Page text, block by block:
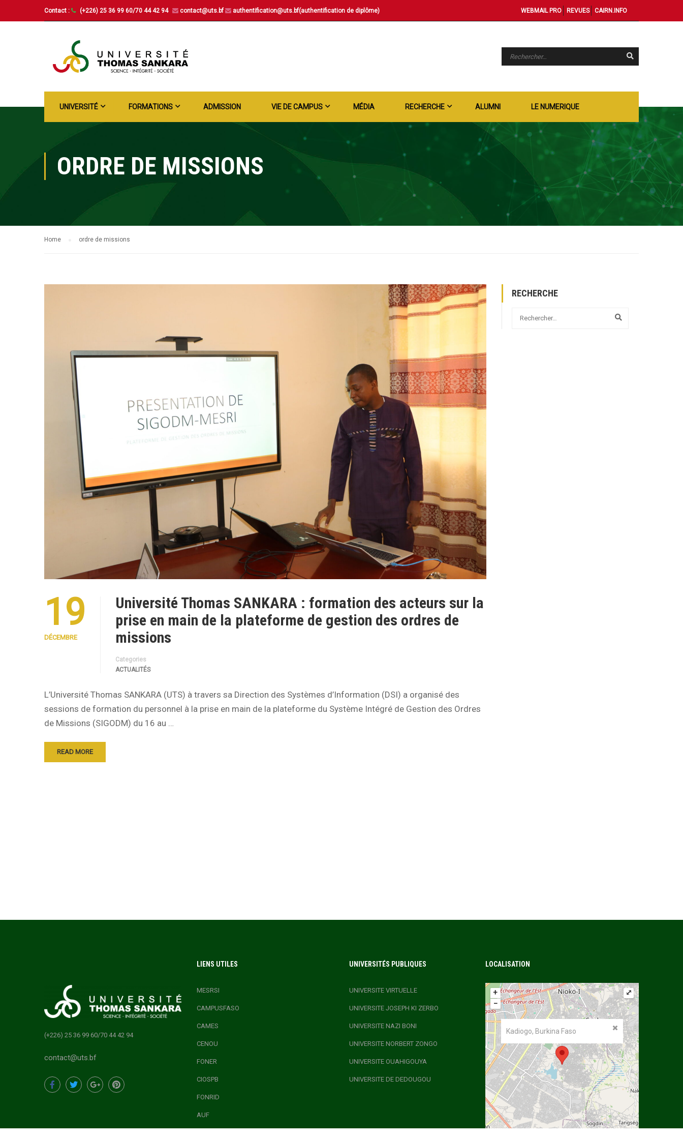
Contact : (+226) 25 36 99 60/70 44 42 94 contact@uts.bf authentification@uts.bf(authentification de diplôme) WEBMAIL PRO REVUES CAIRN.INFO
UNIVERSITÉ FORMATIONS ADMISSION VIE DE CAMPUS MÉDIA RECHERCHE ALUMNI LE NUMERIQUE
ORDRE DE MISSIONS
Home ordre de missions
19
DÉCEMBRE
Université Thomas SANKARA : formation des acteurs sur la
prise en main de la plateforme de gestion des ordres de
missions
Categories
ACTUALITÉS
L’Université Thomas SANKARA (UTS) à travers sa Direction des Systèmes d’Information (DSI) a organisé des
sessions de formation du personnel à la prise en main de la plateforme du Système Intégré de Gestion des Ordres
de Missions (SIGODM) du 16 au …
READ MORE
RECHERCHE
(+226) 25 36 99 60/70 44 42 94
contact@uts.bf
LIENS UTILES
MESRSI
CAMPUSFASO
CAMES
CENOU
FONER
CIOSPB
FONRID
AUF
UNIVERSITÉS PUBLIQUES
UNIVERSITE VIRTUELLE
UNIVERSITE JOSEPH KI ZERBO
UNIVERSITE NAZI BONI
UNIVERSITE NORBERT ZONGO
UNIVERSITE OUAHIGOUYA
UNIVERSITE DE DEDOUGOU
LOCALISATION
Kadiogo, Burkina Faso
+
−
⤢